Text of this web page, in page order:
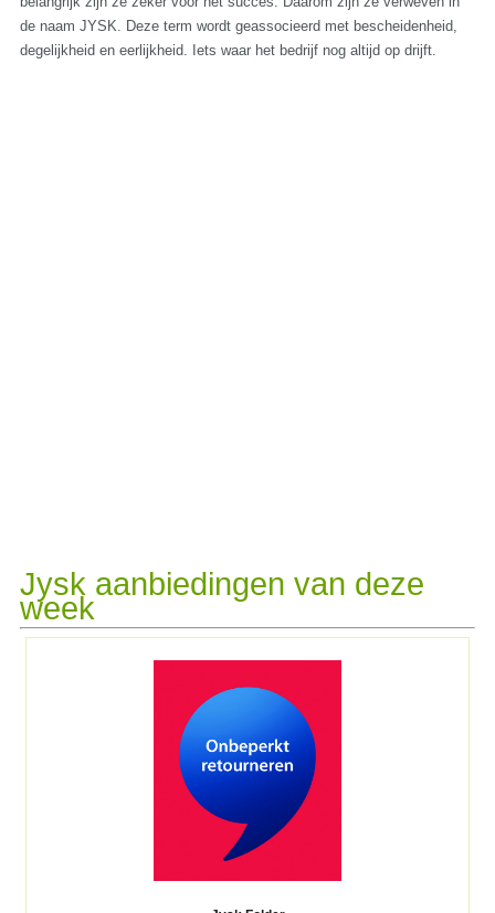
de naam JYSK. Deze term wordt geassocieerd met bescheidenheid,
degelijkheid en eerlijkheid. Iets waar het bedrijf nog altijd op drijft.
Jysk aanbiedingen van deze
week​